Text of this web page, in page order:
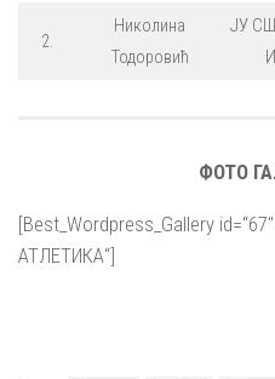
2.
Николина
Тодоровић
ЈУ
ФОТО
[Best_Wordpress_Gallery
АТЛЕТИКА“]